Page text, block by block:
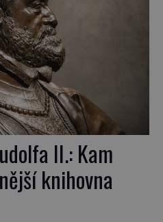
[…]
II.: Kam
knihovna